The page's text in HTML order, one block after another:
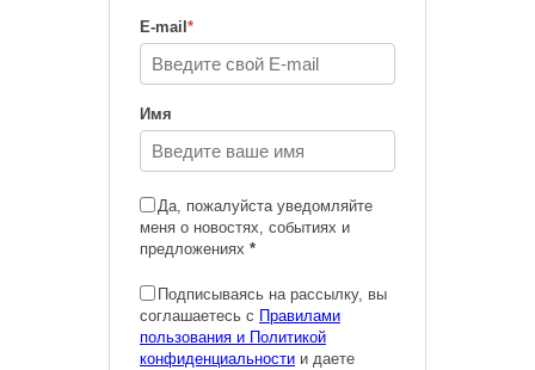
E-mail *
Имя
Да, пожалуйста уведомляйте
меня о новостях, событиях и
предложениях *
Подписываясь на рассылку, вы
соглашаетесь с Правилами
пользования и Политикой
конфиденциальности и даете